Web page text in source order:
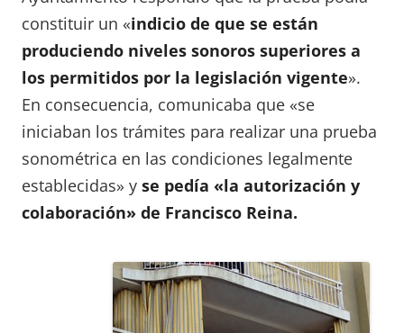
constituir un «indicio de que se están
produciendo niveles sonoros superiores a
los permitidos por la legislación vigente».
En consecuencia, comunicaba que «se
iniciaban los trámites para realizar una prueba
sonométrica en las condiciones legalmente
establecidas» y se pedía «la autorización y
colaboración» de Francisco Reina.